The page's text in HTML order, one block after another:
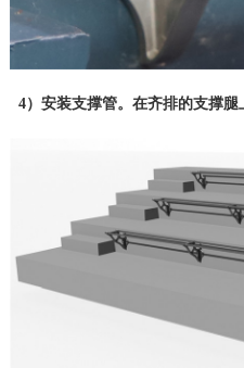
4）安装支撑管。在齐排的支撑腿